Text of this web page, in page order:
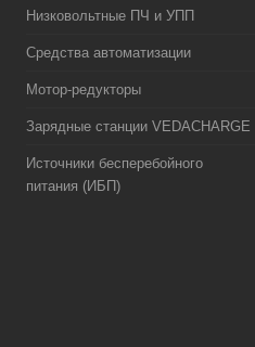
Низковольтные ПЧ и УПП
Средства автоматизации
Мотор-редукторы
Зарядные станции VEDACHARGE
Источники бесперебойного
питания (ИБП)